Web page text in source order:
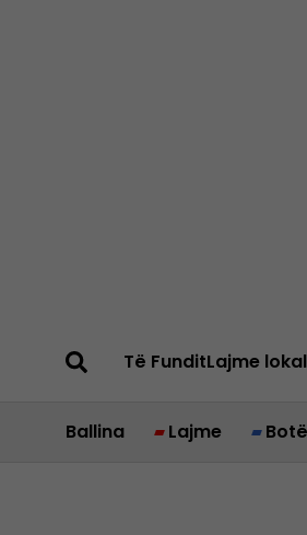
Të FunditLajme
Ballina Lajme Botë